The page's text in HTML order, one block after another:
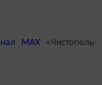
MAX«Чистополь-